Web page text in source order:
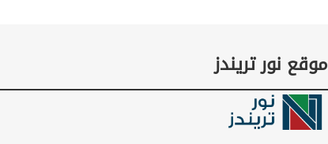
موقع نور تريندز